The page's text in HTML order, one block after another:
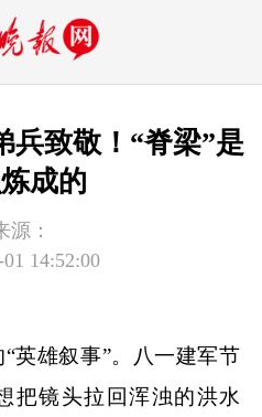
兵致敬！“脊梁”是
成的
源：
14:52:00
雄叙事”。八一建军节
把镜头拉回浑浊的洪水